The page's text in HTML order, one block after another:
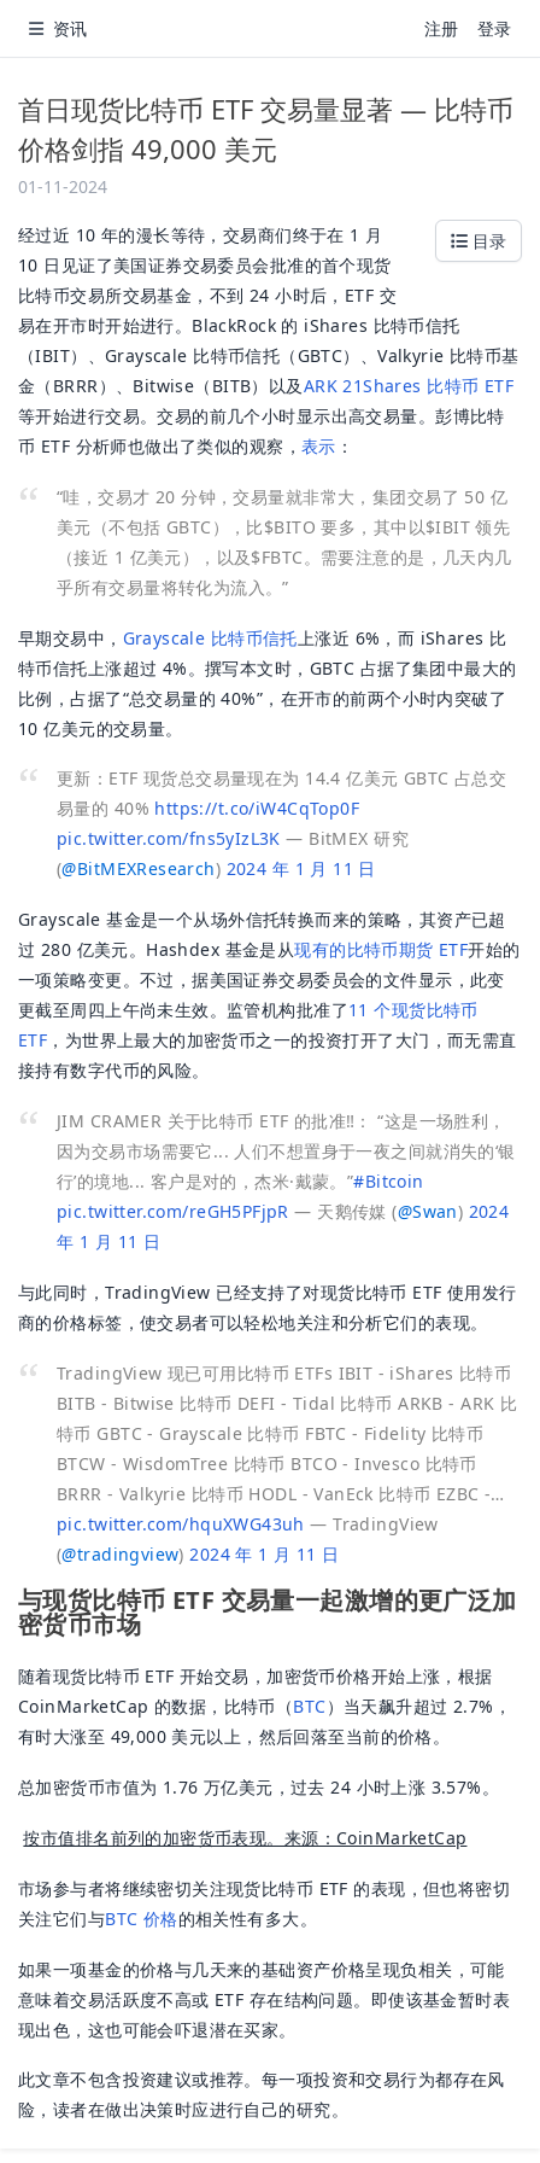
资讯 注册 登录
首日现货比特币 ETF 交易量显著 — 比特币
价格剑指 49,000 美元
01-11-2024
目录
经过近 10 年的漫长等待，交易商们终于在 1 月
10 日见证了美国证券交易委员会批准的首个现货
比特币交易所交易基金，不到 24 小时后，ETF 交
易在开市时开始进行。BlackRock 的 iShares 比特币信托
（IBIT）、Grayscale 比特币信托（GBTC）、Valkyrie 比特币基
金（BRRR）、Bitwise（BITB）以及ARK 21Shares 比特币 ETF
等开始进行交易。交易的前几个小时显示出高交易量。彭博比特
币 ETF 分析师也做出了类似的观察， 表示 ：
“哇，交易才 20 分钟，交易量就非常大，集团交易了 50 亿
美元（不包括 GBTC），比$BITO 要多，其中以$IBIT 领先
（接近 1 亿美元），以及$FBTC。需要注意的是，几天内几
乎所有交易量将转化为流入。”
早期交易中， Grayscale 比特币信托 上涨近 6%，而 iShares 比
特币信托上涨超过 4%。撰写本文时，GBTC 占据了集团中最大的
比例，占据了“总交易量的 40%”，在开市的前两个小时内突破了
10 亿美元的交易量。
更新：ETF 现货总交易量现在为 14.4 亿美元 GBTC 占总交
易量的 40% https://t.co/iW4CqTop0F
pic.twitter.com/fns5yIzL3K — BitMEX 研究
(@BitMEXResearch) 2024 年 1 月 11 日
Grayscale 基金是一个从场外信托转换而来的策略，其资产已超
过 280 亿美元。Hashdex 基金是从现有的比特币期货 ETF开始的
一项策略变更。不过，据美国证券交易委员会的文件显示，此变
更截至周四上午尚未生效。监管机构批准了11 个现货比特币
ETF ，为世界上最大的加密货币之一的投资打开了大门，而无需直
接持有数字代币的风险。
JIM CRAMER 关于比特币 ETF 的批准‼️： “这是一场胜利，
因为交易市场需要它... 人们不想置身于一夜之间就消失的‘银
行’的境地... 客户是对的，杰米·戴蒙。”#Bitcoin
pic.twitter.com/reGH5PFjpR — 天鹅传媒 (@Swan) 2024
年 1 月 11 日
与此同时，TradingView 已经支持了对现货比特币 ETF 使用发行
商的价格标签，使交易者可以轻松地关注和分析它们的表现。
TradingView 现已可用比特币 ETFs IBIT - iShares 比特币
BITB - Bitwise 比特币 DEFI - Tidal 比特币 ARKB - ARK 比
特币 GBTC - Grayscale 比特币 FBTC - Fidelity 比特币
BTCW - WisdomTree 比特币 BTCO - Invesco 比特币
BRRR - Valkyrie 比特币 HODL - VanEck 比特币 EZBC -…
pic.twitter.com/hquXWG43uh — TradingView
(@tradingview) 2024 年 1 月 11 日
与现货比特币 ETF 交易量一起激增的更广泛加
密货币市场
随着现货比特币 ETF 开始交易，加密货币价格开始上涨，根据
CoinMarketCap 的数据，比特币（BTC）当天飙升超过 2.7%，
有时大涨至 49,000 美元以上，然后回落至当前的价格。
总加密货币市值为 1.76 万亿美元，过去 24 小时上涨 3.57%。
按市值排名前列的加密货币表现。来源：CoinMarketCap
市场参与者将继续密切关注现货比特币 ETF 的表现，但也将密切
关注它们与BTC 价格的相关性有多大。
如果一项基金的价格与几天来的基础资产价格呈现负相关，可能
意味着交易活跃度不高或 ETF 存在结构问题。即使该基金暂时表
现出色，这也可能会吓退潜在买家。
此文章不包含投资建议或推荐。每一项投资和交易行为都存在风
险，读者在做出决策时应进行自己的研究。